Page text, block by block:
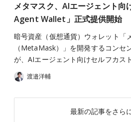
メタマスク、AIエージェント
Agent Wallet」正式提供開始
暗号資産（仮想通貨）ウォレット「
（MetaMask）」を開発するコンセ
が、AIエージェント向けセルフカス
渡邉洋輔
最新の記事をさら